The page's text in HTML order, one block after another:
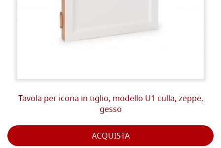
Tavola per icona in tiglio, modello U1 culla, zeppe,
gesso
ACQUISTA